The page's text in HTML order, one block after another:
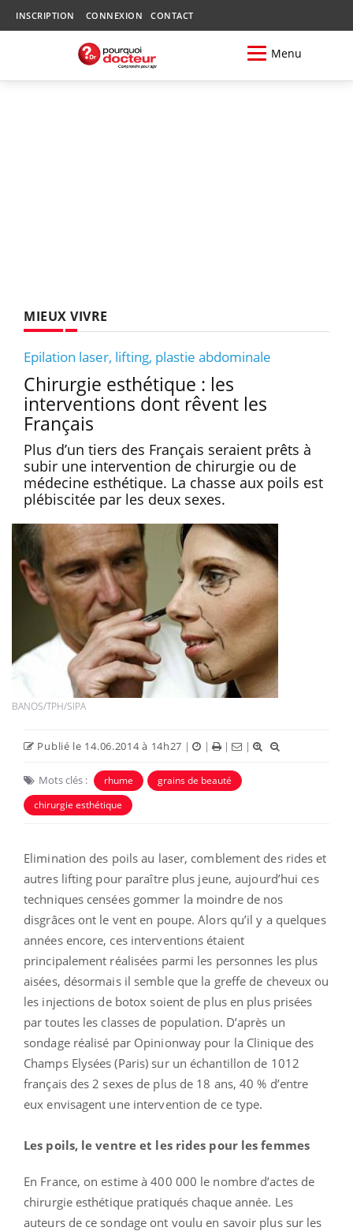
INSCRIPTION CONNEXION CONTACT
Menu
MIEUX VIVRE
Epilation laser, lifting, plastie abdominale
Chirurgie esthétique : les
interventions dont rêvent les
Français
Plus d’un tiers des Français seraient prêts à
subir une intervention de chirurgie ou de
médecine esthétique. La chasse aux poils est
plébiscitée par les deux sexes.
BANOS/TPH/SIPA
Publié le 14.06.2014 à 14h27 | | | |
Mots clés : rhume
grains de beauté
chirurgie esthétique
Elimination des poils au laser, comblement des rides et
autres lifting pour paraître plus jeune, aujourd’hui ces
techniques censées gommer la moindre de nos
disgrâces ont le vent en poupe. Alors qu’il y a quelques
années encore, ces interventions étaient
principalement réalisées parmi les personnes les plus
aisées, désormais il semble que la greffe de cheveux ou
les injections de botox soient de plus en plus prisées
par toutes les classes de population. D’après un
sondage réalisé par Opinionway pour la Clinique des
Champs Elysées (Paris) sur un échantillon de 1012
français des 2 sexes de plus de 18 ans, 40 % d’entre
eux envisagent une intervention de ce type.
Les poils, le ventre et les rides pour les femmes
En France, on estime à 400 000 le nombre d’actes de
chirurgie esthétique pratiqués chaque année. Les
auteurs de ce sondage ont voulu en savoir plus sur les